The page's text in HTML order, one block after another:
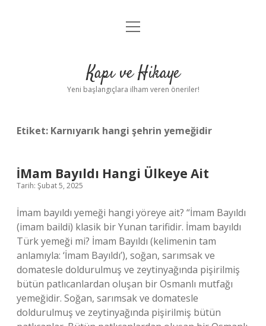
Anasayfa
Yasal Uyarı
menüyü
Kapı ve Hikaye
Yeni başlangıçlara ilham veren öneriler!
Etiket: Karnıyarık hangi şehrin yemeğidir
İMam Bayıldı Hangi Ülkeye Ait
Tarih: Şubat 5, 2025
İmam bayıldı yemeği hangi yöreye ait? “İmam Bayıldı
(imam baildi) klasik bir Yunan tarifidir. İmam bayıldı
Türk yemeği mi? İmam Bayıldı (kelimenin tam
anlamıyla: ‘İmam Bayıldı’), soğan, sarımsak ve
domatesle doldurulmuş ve zeytinyağında pişirilmiş
bütün patlıcanlardan oluşan bir Osmanlı mutfağı
yemeğidir. Soğan, sarımsak ve domatesle
doldurulmuş ve zeytinyağında pişirilmiş bütün